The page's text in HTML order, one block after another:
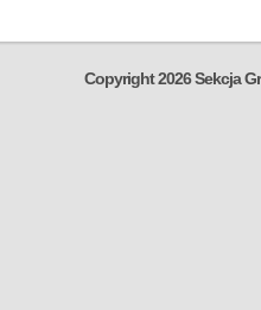
Copyright 2026 Sekcja